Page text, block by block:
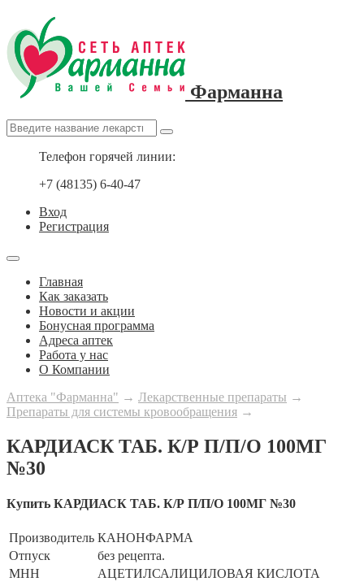
Фарманна
Телефон горячей линии:
+7 (48135) 6-40-47
Вход
Регистрация
Главная
Как заказать
Новости и акции
Бонусная программа
Адреса аптек
Работа у нас
О Компании
Аптека "Фарманна" → Лекарственные препараты →
Препараты для системы кровообращения →
КАРДИАСК ТАБ. К/Р П/П/О 100МГ
№30
Купить КАРДИАСК ТАБ. К/Р П/П/О 100МГ №30
Производитель КАНОНФАРМА
Отпуск
без рецепта.
МНН
АЦЕТИЛСАЛИЦИЛОВАЯ КИСЛОТА